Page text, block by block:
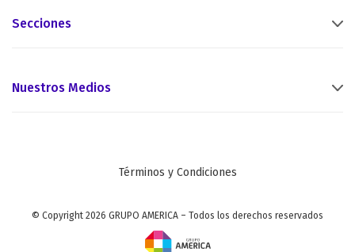
Secciones
Nuestros Medios
Términos y Condiciones
© Copyright 2026 GRUPO AMERICA – Todos los derechos reservados